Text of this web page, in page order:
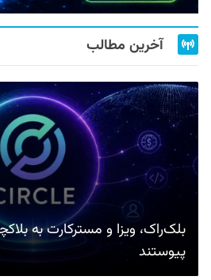
آخرین مطالب
بلک‌راک، ویزا و مسترکارت به
پیوستند